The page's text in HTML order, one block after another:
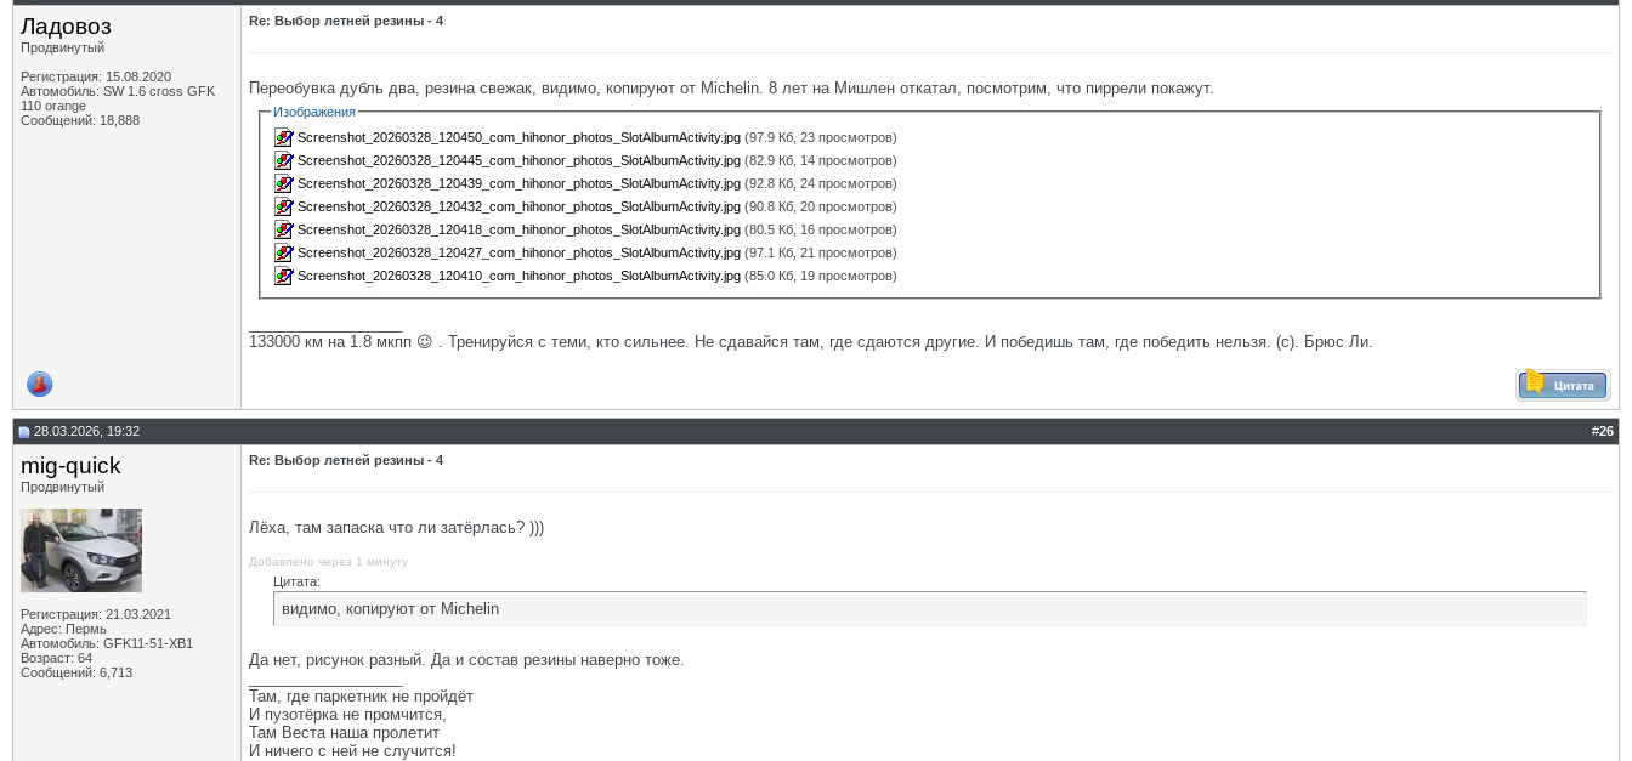
Ладовоз
Продвинутый
Регистрация: 15.08.2020
Автомобиль: SW 1.6 cross GFK
110 orange
Сообщений: 18,888
Re: Выбор летней резины - 4
Переобувка дубль два, резина свежак, видимо, копируют от Michelin. 8 лет на Мишлен откатал, посмотрим, что пиррели покажут.
Изображения
Screenshot_20260328_120450_com_hihonor_photos_SlotAlbumActivity.jpg (97.9 Кб, 23 просмотров)
Screenshot_20260328_120445_com_hihonor_photos_SlotAlbumActivity.jpg (82.9 Кб, 14 просмотров)
Screenshot_20260328_120439_com_hihonor_photos_SlotAlbumActivity.jpg (92.8 Кб, 24 просмотров)
Screenshot_20260328_120432_com_hihonor_photos_SlotAlbumActivity.jpg (90.8 Кб, 20 просмотров)
Screenshot_20260328_120418_com_hihonor_photos_SlotAlbumActivity.jpg (80.5 Кб, 16 просмотров)
Screenshot_20260328_120427_com_hihonor_photos_SlotAlbumActivity.jpg (97.1 Кб, 21 просмотров)
Screenshot_20260328_120410_com_hihonor_photos_SlotAlbumActivity.jpg (85.0 Кб, 19 просмотров)
133000 км на 1.8 мкпп 😉 . Тренируйся с теми, кто сильнее. Не сдавайся там, где сдаются другие. И победишь там, где победить нельзя. (с). Брюс Ли.
28.03.2026, 19:32 #26
mig-quick
Продвинутый
Регистрация: 21.03.2021
Адрес: Пермь
Автомобиль: GFK11-51-ХВ1
Возраст: 64
Сообщений: 6,713
Re: Выбор летней резины - 4
Лёха, там запаска что ли затёрлась? )))
Добавлено через 1 минуту
Цитата:
видимо, копируют от Michelin
Да нет, рисунок разный. Да и состав резины наверно тоже.
Там, где паркетник не пройдёт
И пузотёрка не промчится,
Там Веста наша пролетит
И ничего с ней не случится!